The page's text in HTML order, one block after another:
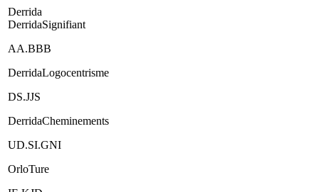
Derrida
DerridaSignifiant
AA.BBB
DerridaLogocentrisme
DS.JJS
DerridaCheminements
UD.SI.GNI
OrloTure